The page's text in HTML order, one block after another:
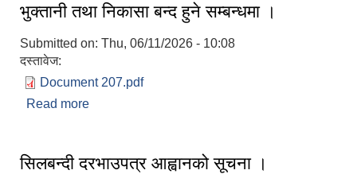
भुक्तानी तथा निकासा बन्द हुने सम्बन्धमा ।
Submitted on: Thu, 06/11/2026 - 10:08
दस्तावेज:
Document 207.pdf
Read more
सिलबन्दी दरभाउपत्र आह्वानको सूचना ।